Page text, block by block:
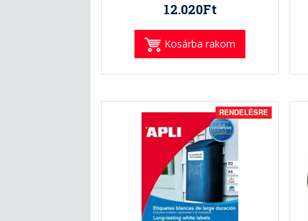
12.020Ft
Kosárba rakom
RENDELÉSRE